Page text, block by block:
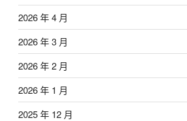
2026 年 4 月
2026 年 3 月
2026 年 2 月
2026 年 1 月
2025 年 12 月